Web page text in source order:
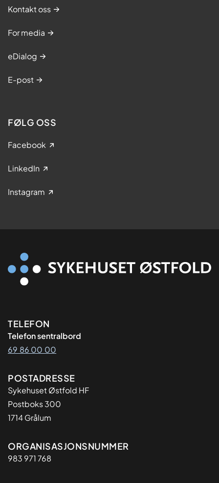
Kontakt oss
For media
eDialog
E-post
FØLG OSS
Facebook
LinkedIn
Instagram
Kontaktinformasjon
TELEFON
Telefon sentralbord
69 86 00 00
Adresse
POSTADRESSE
Sykehuset Østfold HF
Postboks 300
1714 Grålum
Organisasjon
ORGANISASJONSNUMMER
983 971 768